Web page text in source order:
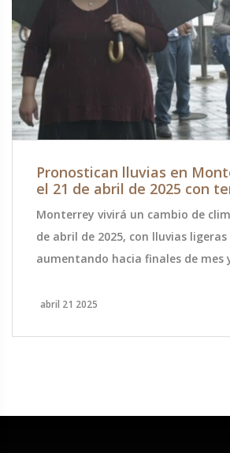
Pronostican lluvias en
el 21 de abril de 2025 con
Monterrey vivirá un cambio de
de abril de 2025, con lluvias
aumentando hacia finales de mes
piden a la población estar atentos
abril 21 2025